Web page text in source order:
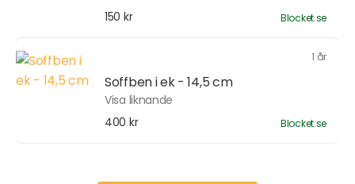
150 kr
Blocket.se
1 år
Soffben i ek - 14,5 cm
Visa liknande
400 kr
Blocket.se